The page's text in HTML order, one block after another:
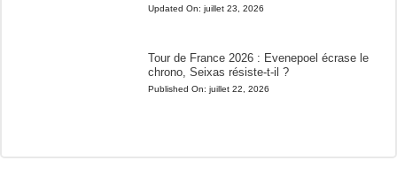
Updated On: juillet 23, 2026
Tour de France 2026 : Evenepoel écrase le
chrono, Seixas résiste-t-il ?
Published On: juillet 22, 2026